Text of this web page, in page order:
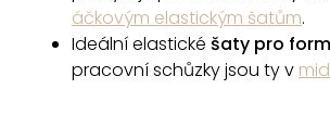
u
áčkovým elastickým šatům.
Ideální elastické šaty pro
pracovní schůzky jsou ty v